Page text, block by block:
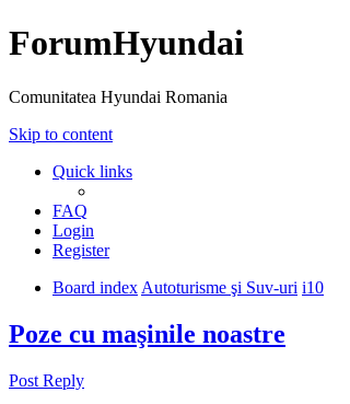
ForumHyundai
Comunitatea Hyundai Romania
Skip to content
Quick links
FAQ
Login
Register
Board index Autoturisme şi Suv-uri i10
Poze cu maşinile noastre
Post Reply